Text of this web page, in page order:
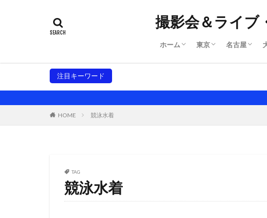
撮影会＆ライブ
ホーム
サイトマップ
規約
システム
東京
東京撮影会
東京ライブ
名古屋
名古屋ライ
名古屋撮影
注目キーワード
ウイッシ
HOME 競泳水着
TAG
競泳水着